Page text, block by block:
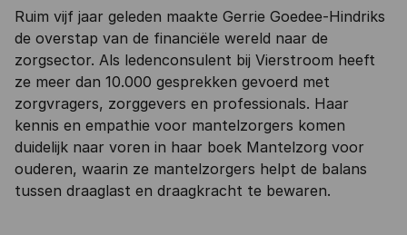
Ruim vijf jaar geleden maakte Gerrie Goedee-Hindriks
de overstap van de financiële wereld naar de
zorgsector. Als ledenconsulent bij Vierstroom heeft
ze meer dan 10.000 gesprekken gevoerd met
zorgvragers, zorggevers en professionals. Haar
kennis en empathie voor mantelzorgers komen
duidelijk naar voren in haar boek Mantelzorg voor
ouderen, waarin ze mantelzorgers helpt de balans
tussen draaglast en draagkracht te bewaren.